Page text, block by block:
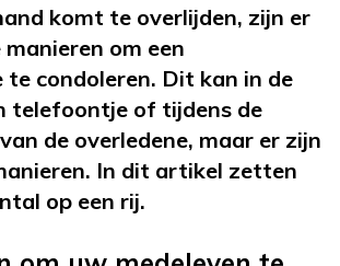
komt te overlijden, zijn er
om een
te condoleren. Dit kan in de
telefoontje of tijdens de
de overledene, maar er zijn
In dit artikel zetten
op een rij.